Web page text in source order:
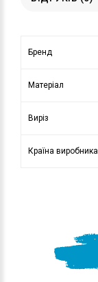
Бренд
Матеріал
Виріз
Країна виробника